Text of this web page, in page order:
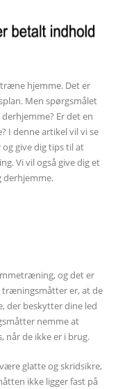
hjemme. Det er
Men spørgsmålet
Er det en
I denne artikel vil vi se
give dig tips til at
Vi vil også give dig et
derhjemme.
og det er
træningsmåtter er, at de
der beskytter dine led
nemme at
når de ikke er i brug.
glatte og skridsikre,
ikke ligger fast på